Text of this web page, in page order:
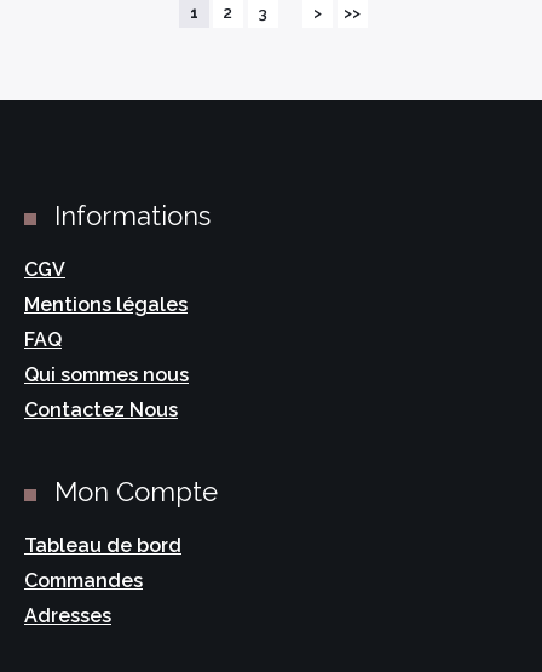
1 2 3 > >>
Informations
CGV
Mentions légales
FAQ
Qui sommes nous
Contactez Nous
Mon Compte
Tableau de bord
Commandes
Adresses